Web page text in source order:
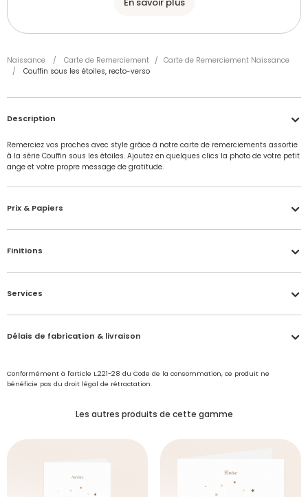
Accéder à mon compte
Naissance / Carte de Remerciement / Carte de Remerciement Naissance
/
Couffin sous les étoiles, recto-verso
Description
Remerciez vos proches avec style grâce à notre carte de remerciements assortie
à la série Couffin sous les étoiles. Ajoutez en quelques clics la photo de votre petit
ange et votre propre message de gratitude.
Prix & Papiers
Finitions
Vernis brillant
Services
Échantillon personnalisé offert
Délais de fabrication & livraison
Délais de fabrication et de traitement de votre
Conformément à l'article L.221-28 du Code de la consommation, ce produit ne
bénéficie pas du droit légal de rétractation.
Les autres produits de cette gamme